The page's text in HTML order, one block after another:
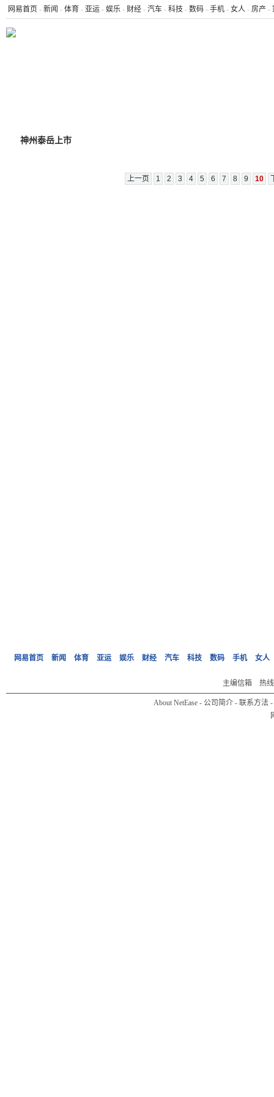
网易首页 - 新闻 - 体育 - 亚运 - 娱乐 - 财经 - 汽车 - 科技 - 数码 - 手机 - 女人 - 房产 -
神州泰岳上市
上一页 1 2 3 4 5 6 7 8 9 10
网易首页 新闻 体育 亚运 娱乐 财经 汽车 科技 数码 手机 女人
主编信箱 热线
About NetEase - 公司简介 - 联系方法 -